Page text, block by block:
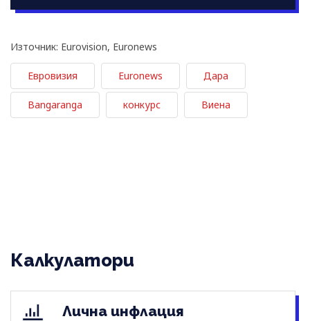
Източник: Eurovision, Euronews
Евровизия Euronews Дара
Bangaranga конкурс Виена
Калкулатори
Лична инфлация